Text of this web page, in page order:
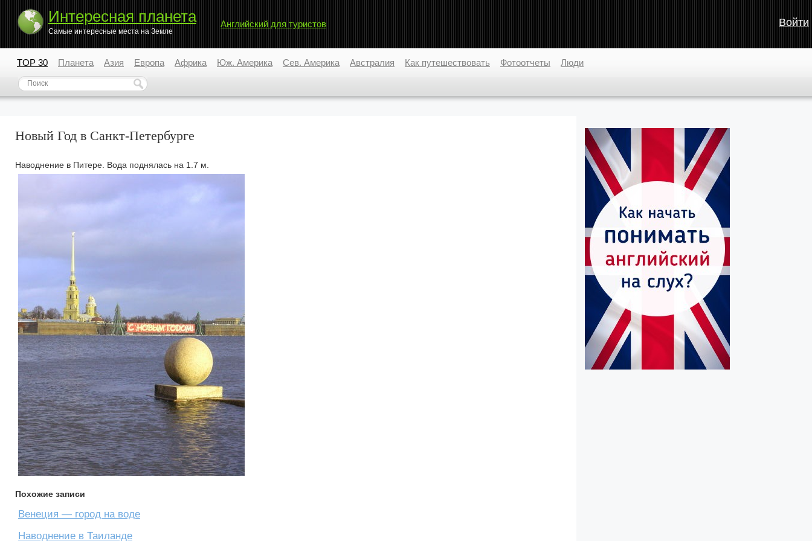
Интересная планета
Самые интересные места на Земле
Английский для туристов Войти
TOP 30 Планета Азия Европа Африка Юж. Америка Сев. Америка Австралия Как путешествовать Фотоотчеты Люди
Новый Год в Санкт-Петербурге
Наводнение в Питере. Вода поднялась на 1.7 м.
Похожие записи
Венеция — город на воде
Наводнение в Таиланде